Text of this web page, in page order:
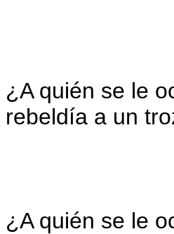
¿A quién se le
rebeldía a un
¿A quién se le